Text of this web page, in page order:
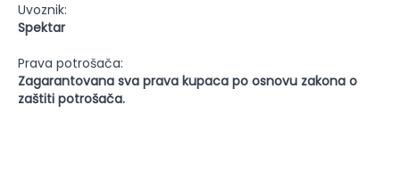
Uvoznik:
Spektar
Prava potrošača:
Zagarantovana sva prava kupaca po osnovu zakona o
zaštiti potrošača.